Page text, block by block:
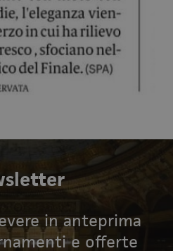
in anteprima
e offerte